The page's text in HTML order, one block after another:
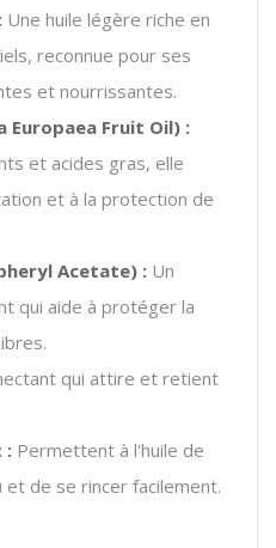
Une huile légère riche en
reconnue pour ses
et nourrissantes.
Europaea Fruit Oil) :
et acides gras, elle
et à la protection de
Acetate) : Un
qui aide à protéger la
qui attire et retient
: Permettent à l'huile de
et de se rincer facilement.